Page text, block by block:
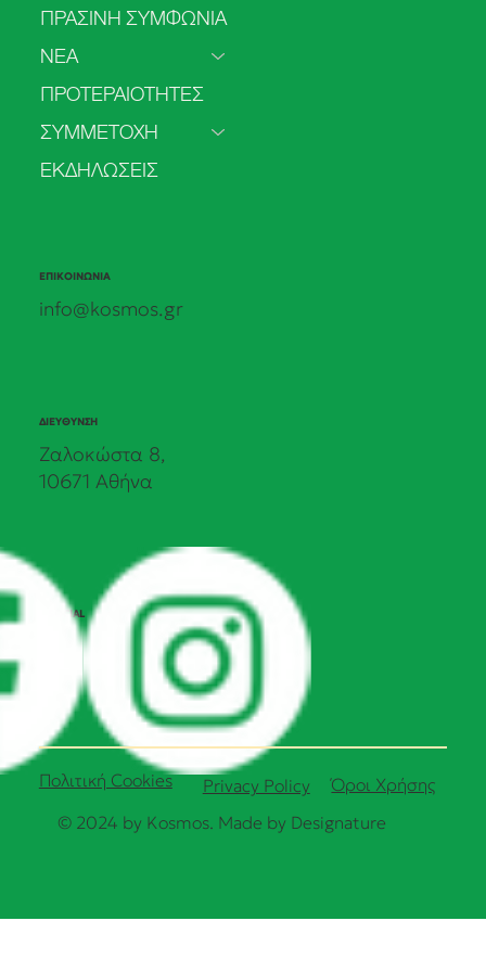
στην άμβλωση
ΠΡΑΣΙΝΗ ΣΥΜΦΩΝΙΑ
ΝΕΑ
ΠΡΟΤΕΡΑΙΟΤΗΤΕΣ
ΣΥΜΜΕΤΟΧΗ
ΕΚΔΗΛΩΣΕΙΣ
ΕΠΙΚΟΙΝΩΝΙΑ
info@kosmos.gr
ΔΙΕΥΘΥΝΣΗ
Ζαλοκώστα 8,
10671 Αθήνα
SOCIAL
© 2024 by Kosmos. Made by Designature
Πολιτική Cookies Όροι Χρήσης
Privacy Policy